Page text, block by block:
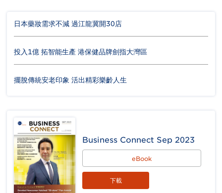
日本藥妝需求不減 過江龍冀開30店
投入1億 拓智能生產 港保健品牌劍指大灣區
擺脫傳統安老印象 活出精彩樂齡人生
Business Connect Sep 2023
eBook
下載